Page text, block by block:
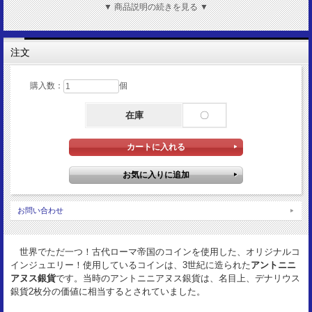
アントニニアヌス
金性：
AR(Silver)
表面図柄：
フィリップス1世(フィリップス・アラブス帝)
裏面図柄：
フェリキタス女神立像
25mm×23mm
3.65g
Silver925
▼ 商品説明の続きを見る ▼
注文
購入数： 個
在庫 〇
お問い合わせ
世界でただ一つ！古代ローマ帝国のコインを使用した、オリジナルコ
インジュエリー！使用しているコインは、3世紀に造られたアントニニ
アヌス銀貨です。当時のアントニニアヌス銀貨は、名目上、デナリウス
銀貨2枚分の価値に相当するとされていました。